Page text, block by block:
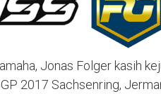
Jonas Folger kasih
2017 Sachsenring,